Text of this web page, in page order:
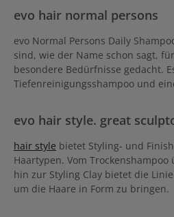
evo hair normal persons
evo Normal Persons Daily
sind, wie der Name schon sagt,
besondere Bedürfnisse gedacht.
Tiefenreinigungsshampoo und
evo hair style. great
hair style bietet Styling- und
Haartypen. Vom
hin zur Styling Clay bietet die
um die Haare in Form zu bringen.